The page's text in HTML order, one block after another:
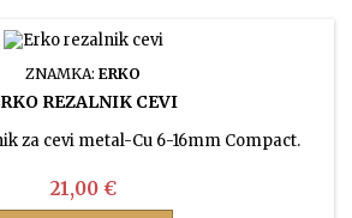
ZNAMKA: ERKO
REZALNIK CEVI
za cevi metal-Cu 6-16mm Compact.
Cena
21,00 €